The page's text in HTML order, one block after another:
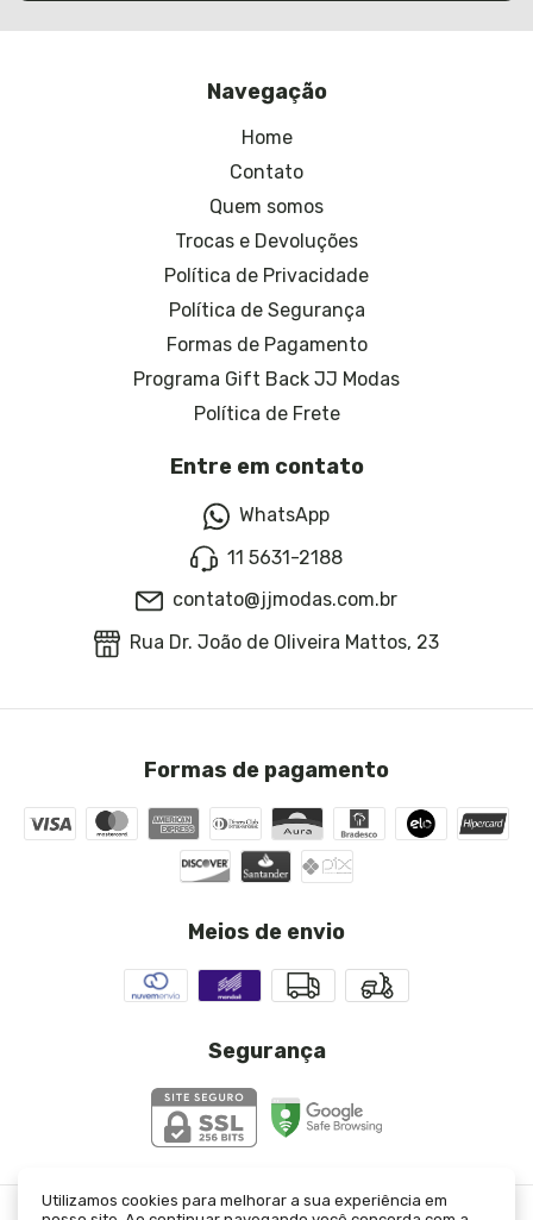
Utilizamos cookies para melhorar a sua experiência em
Navegação
Home
Contato
Quem somos
Trocas e Devoluções
Política de Privacidade
Política de Segurança
Formas de Pagamento
Programa Gift Back JJ Modas
Política de Frete
Entre em contato
WhatsApp
11 5631-2188
contato@jjmodas.com.br
Rua Dr. João de Oliveira Mattos, 23
Formas de pagamento
Meios de envio
Segurança